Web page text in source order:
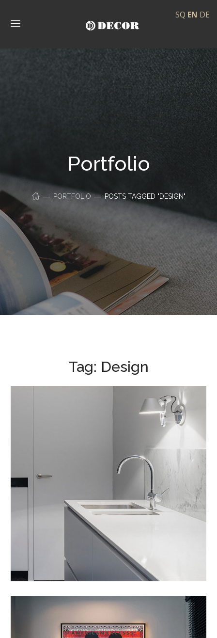
Portfolio
PORTFOLIO POSTS TAGGED "DESIGN"
Tag: Design
03 LAMINAT/PARKET
Etiam Pulvinar
01 DYER TË DHOMAVE / 02 DYER TË BLINDUARA
SQ EN DE